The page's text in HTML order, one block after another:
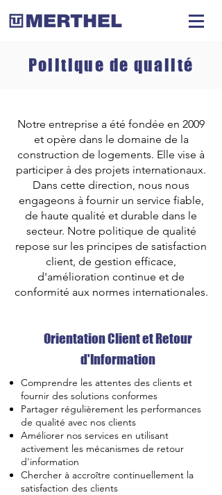
Politique de qualité
Notre entreprise a été fondée en 2009
et opère dans le domaine de la
construction de logements. Elle vise à
participer à des projets internationaux.
Dans cette direction, nous nous
engageons à fournir un service fiable,
de haute qualité et durable dans le
secteur. Notre politique de qualité
repose sur les principes de satisfaction
client, de gestion efficace,
d'amélioration continue et de
conformité aux normes internationales.
Orientation Client et Retour
d'Information
Comprendre les attentes des clients et
fournir des solutions conformes
Partager régulièrement les performances
de qualité avec nos clients
Améliorer nos services en utilisant
activement les mécanismes de retour
d'information
Chercher à accroître continuellement la
satisfaction des clients